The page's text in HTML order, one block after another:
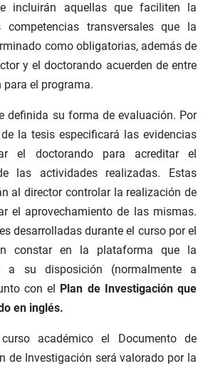
incluirán aquellas que faciliten la
transversales que la
como obligatorias, además de
y el doctorando acuerden de entre
para el programa.
definida su forma de evaluación. Por
la tesis especificará las evidencias
el doctorando para acreditar el
las actividades realizadas. Estas
al director controlar la realización de
el aprovechamiento de las mismas.
desarrolladas durante el curso por el
constar en la plataforma que la
a su disposición (normalmente a
con el
Plan de Investigación que
en inglés.
académico el Documento de
de Investigación será valorado por la